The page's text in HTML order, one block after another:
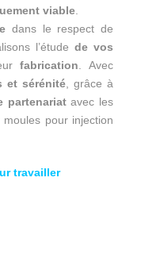
viable.
dans le respect de
l’étude de vos
fabrication. Avec
et sérénité, grâce à
partenariatavec les
pour injection
travailler